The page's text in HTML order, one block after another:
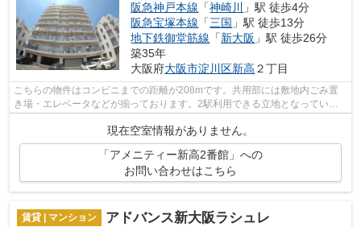
阪急神戸本線 「神崎川
」駅 徒歩4分
阪急宝塚本線 「三国 」駅 徒歩13分
地下鉄御堂筋線 「新大阪 」駅 徒歩26分
築35年
大阪府大阪市淀川区新高 ２丁目
こちらの物件はコンビニまでの距離が208mです。共用部には敷地内ごみ置
き場・エレベータなどが揃っております。2駅利用できる立地となってい
現在空室情報がありません。
「アメニティー新高2番館」への
お問い合わせはこちら
賃貸 | マンション アドバンス新大阪ラシュレ